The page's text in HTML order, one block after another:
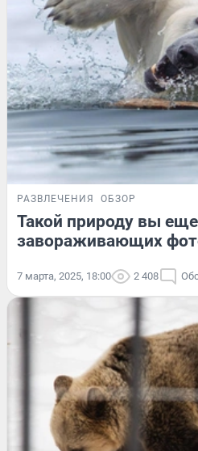
РАЗВЛЕЧЕНИЯ ОБЗОР
Такой природу вы
завораживающих
7 марта, 2025, 18:00 2 408